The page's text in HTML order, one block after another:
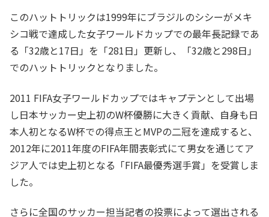
このハットトリックは1999年にブラジルのシシーがメキ
シコ戦で達成した女子ワールドカップでの最年長記録であ
る「32歳と17日」を「281日」更新し、「32歳と298日」
でのハットトリックとなりました。
2011 FIFA女子ワールドカップではキャプテンとして出場
し日本サッカー史上初のW杯優勝に大きく貢献、自身も日
本人初となるW杯での得点王とMVPの二冠を達成すると、
2012年に2011年度のFIFA年間表彰式にて男女を通じてア
ジア人では史上初となる「FIFA最優秀選手賞」を受賞しま
した。
さらに全国のサッカー担当記者の投票によって選出される